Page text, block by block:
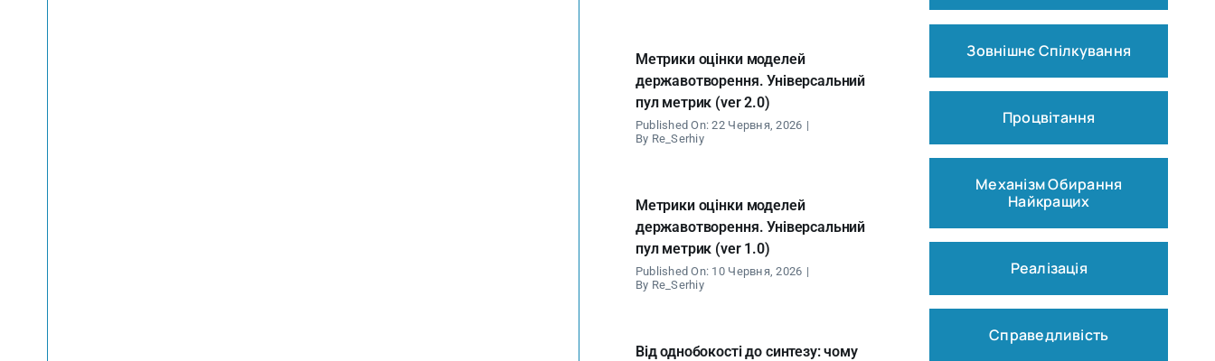
Метрики оцінки моделей
державотворення. Універсальний
пул метрик (ver 2.0)
Published On: 22 Червня, 2026 |
By Re_Serhiy
Метрики оцінки моделей
державотворення. Універсальний
пул метрик (ver 1.0)
Published On: 10 Червня, 2026 |
By Re_Serhiy
Від однобокості до синтезу: чому
Зовнішнє Спілкування
Процвітання
Механізм Обирання
Найкращих
Реалізація
Справедливість